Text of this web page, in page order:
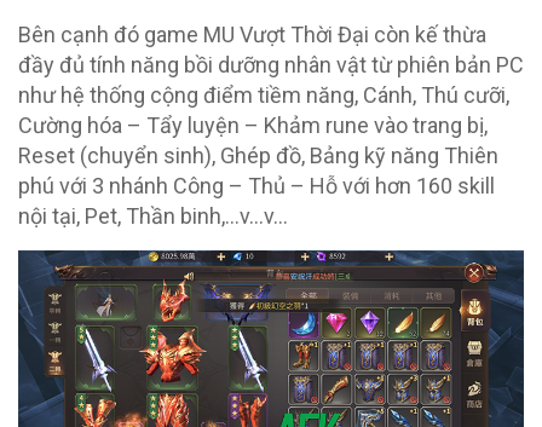
Bên cạnh đó game MU Vượt Thời Đại còn kế thừa
đầy đủ tính năng bồi dưỡng nhân vật từ phiên bản PC
như hệ thống cộng điểm tiềm năng, Cánh, Thú cưỡi,
Cường hóa – Tẩy luyện – Khảm rune vào trang bị,
Reset (chuyển sinh), Ghép đồ, Bảng kỹ năng Thiên
phú với 3 nhánh Công – Thủ – Hỗ với hơn 160 skill
nội tại, Pet, Thần binh,…v…v…